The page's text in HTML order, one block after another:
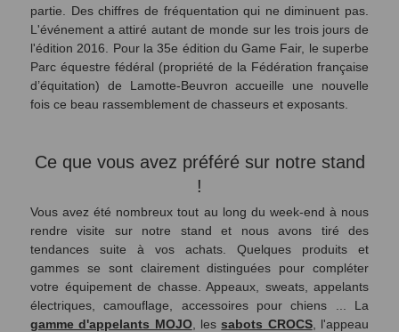
partie. Des chiffres de fréquentation qui ne diminuent pas.
L'événement a attiré autant de monde sur les trois jours de
l'édition 2016. Pour la 35e édition du Game Fair, le superbe
Parc équestre fédéral (propriété de la Fédération française
d’équitation) de Lamotte-Beuvron accueille une nouvelle
fois ce beau rassemblement de chasseurs et exposants.
Ce que vous avez préféré sur notre stand
!
Vous avez été nombreux tout au long du week-end à nous
rendre visite sur notre stand et nous avons tiré des
tendances suite à vos achats. Quelques produits et
gammes se sont clairement distinguées pour compléter
votre équipement de chasse. Appeaux, sweats, appelants
électriques, camouflage, accessoires pour chiens ... La
gamme d'appelants MOJO, lessabots CROCS, l'appeau